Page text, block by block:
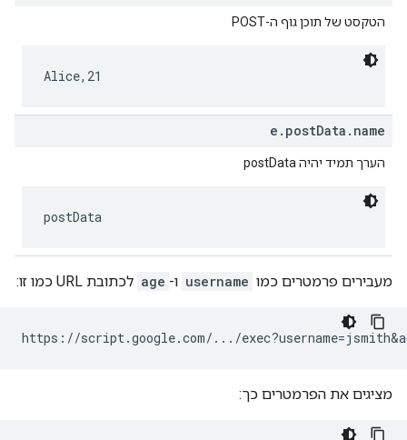
הטקסט של תוכן גוף ה-POST
Alice,21
e.postData.name
הערך תמיד יהיה postData
postData
מעבירים פרמטרים כמו username ו- age לכתובת URL כמו זו:
מציגים את הפרמטרים כך: